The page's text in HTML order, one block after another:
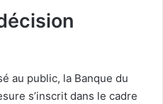
au public, la Banque du
s’inscrit dans le cadre